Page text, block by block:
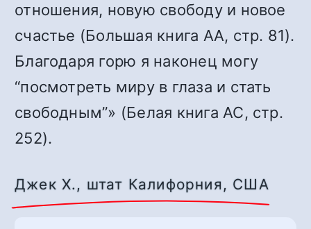
отношения, новую свободу и новое
счастье (Большая книга АА, стр. 81).
Благодаря горю я наконец могу
“посмотреть миру в глаза и стать
свободным”» (Белая книга АС, стр.
252).
Джек Х., штат Калифорния, США